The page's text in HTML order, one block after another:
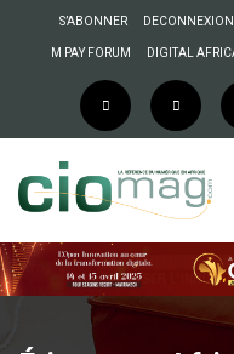
S’ABONNER DECONNEXION
M PAY FORUM DIGITAL